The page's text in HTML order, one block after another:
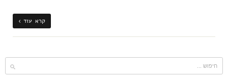
קרא עוד ›